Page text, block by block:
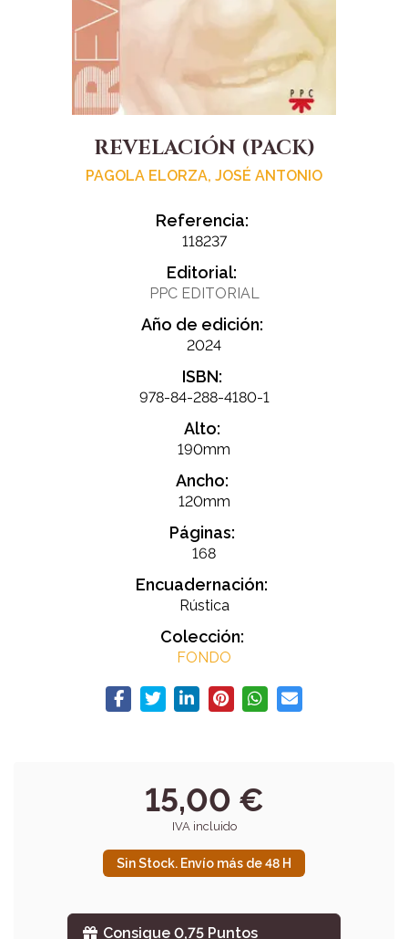
REVELACIÓN (PACK)
PAGOLA ELORZA, JOSÉ ANTONIO
Referencia:
118237
Editorial:
PPC EDITORIAL
Año de edición:
2024
ISBN:
978-84-288-4180-1
Alto:
190mm
Ancho:
120mm
Páginas:
168
Encuadernación:
Rústica
Colección:
FONDO
15,00 €
IVA incluido
Sin Stock. Envío más de 48 H
Consigue 0,75 Puntos